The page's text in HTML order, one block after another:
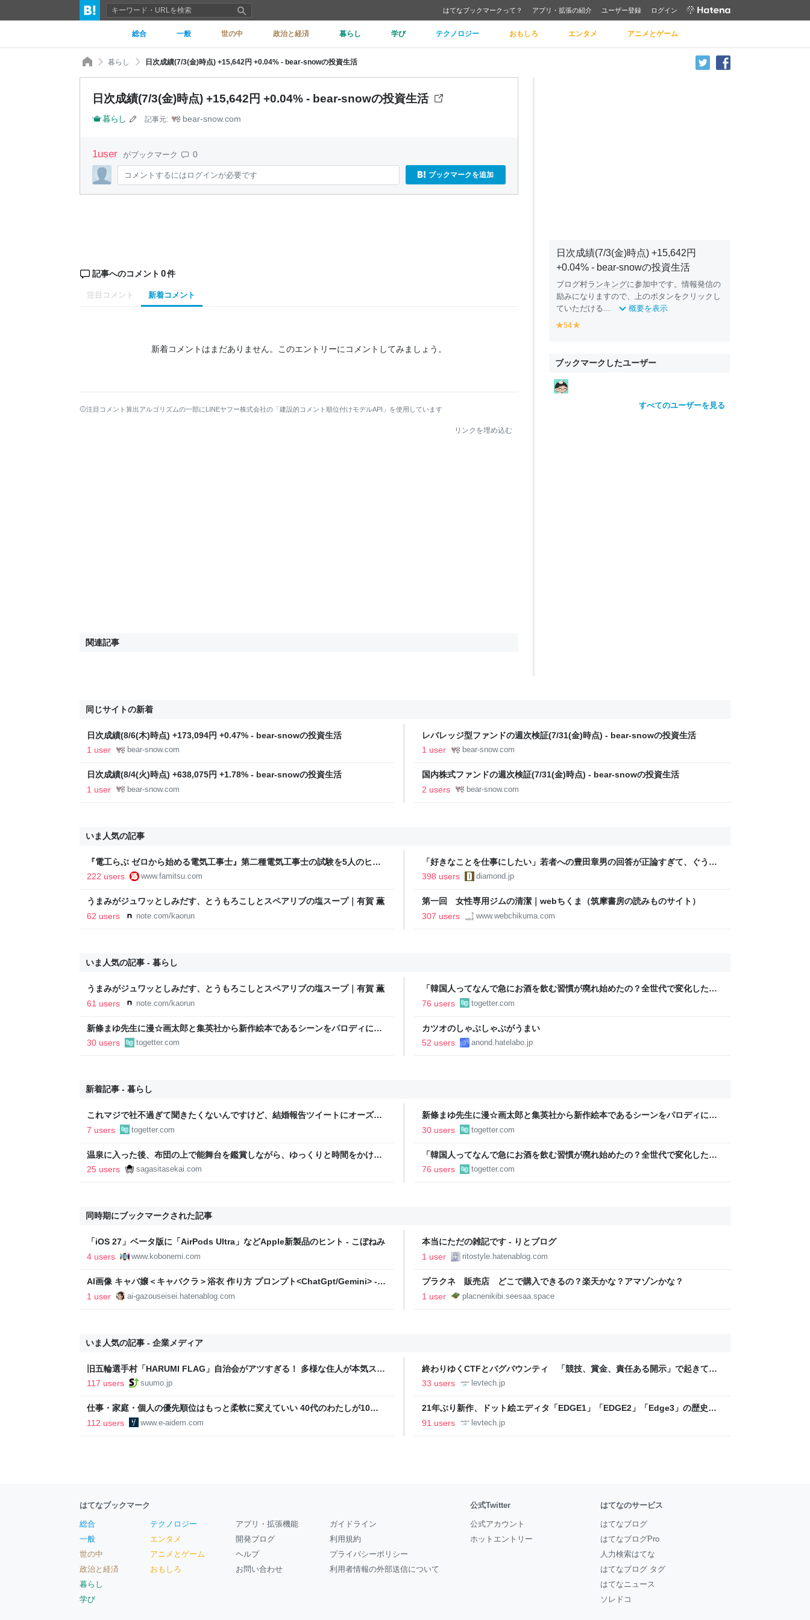
はてなブックマークって？ アプリ・拡張の紹介 ユーザー登録 ログイン
総合 一般 世の中 政治と経済 暮らし 学び テクノロジー おもしろ エンタメ アニメとゲーム
暮らし 日次成績(7/3(金)時点) +15,642円 +0.04% - bear-snowの投資生活
日次成績(7/3(金)時点) +15,642円 +0.04% - bear-snowの投資生活
暮らし 記事元: bear-snow.com
1user がブックマーク 0
コメントするにはログインが必要です ブックマークを追加
記事へのコメント 0件
注目コメント 新着コメント
新着コメントはまだありません。 このエントリーにコメントしてみましょう。
注目コメント算出アルゴリズムの一部にLINEヤフー株式会社の「建設的コメント順位付けモデルAPI」を使用しています
リンクを埋め込む
関連記事
日次成績(7/3(金)時点) +15,642円
+0.04% - bear-snowの投資生活
ブログ村ランキングに参加中です。情報発信の
励みになりますので、上のボタンをクリックし
ていただける...
概要を表示
y
o
w
54
o
w
ブックマークしたユーザー
すべてのユーザーを見る
同じサイトの新着
日次成績(8/6(木)時点) +173,094円 +0.47% - bear-snowの投資生活
1 user
bear-snow.com
レバレッジ型ファンドの週次検証(7/31(金)時点) - bear-snowの投資生活
1 user
bear-snow.com
日次成績(8/4(火)時点) +638,075円 +1.78% - bear-snowの投資生活
1 user
bear-snow.com
国内株式ファンドの週次検証(7/31(金)時点) - bear-snowの投資生活
2 users
bear-snow.com
いま人気の記事
『電工らぶ ゼロから始める電気工事士』第二種電気工事士の試験を5人のヒロ
インと勉強。青春しながら“過去問1000問”や“本番形式CBT模擬試験”で本格的
222 users www.famitsu.com
「好きなことを仕事にしたい」若者への豊田章男の回答が正論すぎて、ぐうの
音も出なかった
398 users diamond.jp
うまみがジュワッとしみだす、とうもろこしとスペアリブの塩スープ｜有賀 薫
62 users
note.com/kaorun
第一回 女性専用ジムの清潔｜webちくま（筑摩書房の読みものサイト）
307 users
www.webchikuma.com
いま人気の記事 - 暮らし
うまみがジュワッとしみだす、とうもろこしとスペアリブの塩スープ｜有賀 薫
61 users
note.com/kaorun
「韓国人ってなんで急にお酒を飲む習慣が廃れ始めたの？全世代で変化したよ
うに見える」韓国から実感を伴うリプが多数
76 users togetter.com
新條まゆ先生に漫☆画太郎と集英社から新作絵本であるシーンをパロディに使
いたいと連絡があり承諾したら家宝レベルのとんでもないものが届いた
30 users togetter.com
カツオのしゃぶしゃぶがうまい
52 users
anond.hatelabo.jp
新着記事 - 暮らし
これマジで社不過ぎて聞きたくないんですけど、結婚報告ツイートにオーズみ
たいな並びで指輪3つ写ってるの何なんですか。仲人の分？
7 users togetter.com
新條まゆ先生に漫☆画太郎と集英社から新作絵本であるシーンをパロディに使
いたいと連絡があり承諾したら家宝レベルのとんでもないものが届いた
30 users togetter.com
温泉に入った後、布団の上で能舞台を鑑賞しながら、ゆっくりと時間をかけて
生活する大切さを思い返し、石油ストーブの匂いと小学生時代の懐かしい一場
25 users sagasitasekai.com
「韓国人ってなんで急にお酒を飲む習慣が廃れ始めたの？全世代で変化したよ
うに見える」韓国から実感を伴うリプが多数
76 users togetter.com
同時期にブックマークされた記事
「iOS 27」ベータ版に「AirPods Ultra」などApple新製品のヒント - こぼねみ
4 users
www.kobonemi.com
本当にただの雑記です - りとブログ
1 user
ritostyle.hatenablog.com
AI画像 キャバ嬢＜キャバクラ＞浴衣 作り方 プロンプト<ChatGpt/Gemini> -
AI画像生成・AI画像 情報局 - 未来図書館 -⭐✨⭐
1 user ai-gazouseisei.hatenablog.com
プラクネ 販売店 どこで購入できるの？楽天かな？アマゾンかな？
1 user
placnenikibi.seesaa.space
いま人気の記事 - 企業メディア
旧五輪選手村「HARUMI FLAG」自治会がアツすぎる！ 多様な住人が本気スキ
ルで挑む、盆踊り2万人集客や交通改善など“街の価値向上”戦略 東京・中央
117 users suumo.jp
終わりゆくCTFとバグバウンティ 「競技、賞金、責任ある開示」で起きてい
ること【フォーカス】 - レバテックLAB
33 users levtech.jp
仕事・家庭・個人の優先順位はもっと柔軟に変えていい 40代のわたしが10年
後の自分に伝えたいこと - りっすん by イーアイデム
112 users www.e-aidem.com
21年ぶり新作、ドット絵エディタ「EDGE1」「EDGE2」「Edge3」の歴史に
ついて作者に聞く【フォーカス】 - レバテックLAB
91 users levtech.jp
はてなブックマーク
総合
一般
世の中
政治と経済
暮らし
学び
テクノロジー
エンタメ
アニメとゲーム
おもしろ
アプリ・拡張機能
開発ブログ
ヘルプ
お問い合わせ
ガイドライン
利用規約
プライバシーポリシー
利用者情報の外部送信について
公式Twitter
公式アカウント
ホットエントリー
はてなのサービス
はてなブログ
はてなブログPro
人力検索はてな
はてなブログ タグ
はてなニュース
ソレドコ